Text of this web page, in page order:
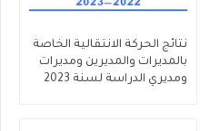
نتائج الحركة الانتقالية الخاصة
بالمديرات والمديرين ومديرات
ومديري الدراسة لسنة 2023